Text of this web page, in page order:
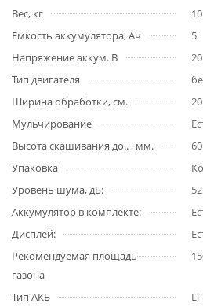
Вес, кг
10
Емкость аккумулятора, Ач
5
Напряжение аккум. В
20
Тип двигателя
Ширина обработки, см.
20
Мульчирование
Высота скашивания до.. , мм.
60
Упаковка
Уровень шума, дБ:
52
Аккумулятор в комплекте:
Дисплей:
Рекомендуемая площадь
газона
Тип АКБ